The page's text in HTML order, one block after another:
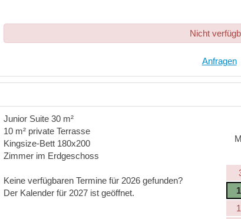
Nicht
Anfragen
Junior Suite 30 m²
10 m² private Terrasse
Kingsize-Bett 180x200
Zimmer im Erdgeschoss
Keine verfügbaren Termine für 2026 gefunden?
Der Kalender für 2027 ist geöffnet.